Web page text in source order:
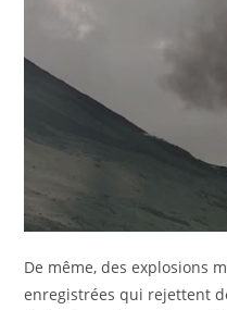
De même, des explosions
enregistrées qui rejettent